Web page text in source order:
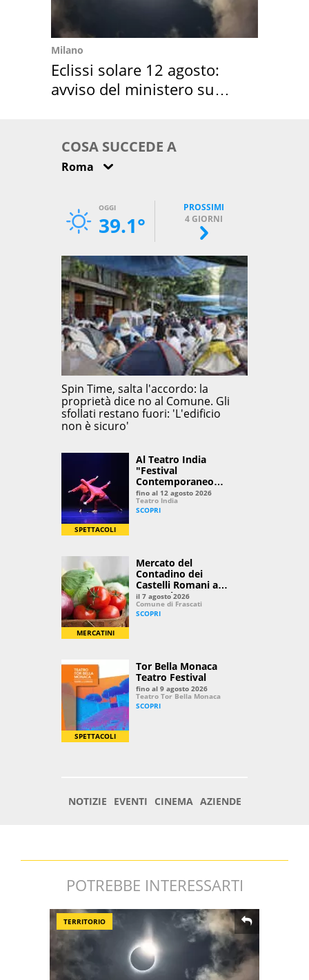
Milano
Eclissi solare 12 agosto:
avviso del ministero su
POTREBBE INTERESSARTI
TERRITORIO